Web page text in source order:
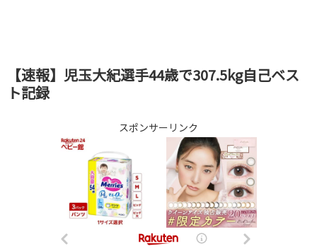
【速報】児玉大紀選手44歳で307.5kg自己ベス
ト記録
スポンサーリンク